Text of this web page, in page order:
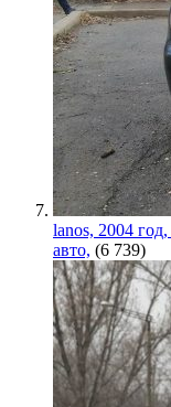
lanos, 2004
авто, (6 739)